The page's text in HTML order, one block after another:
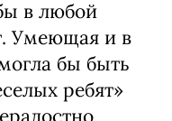
Водолазки­
1990-х
XX века
записи